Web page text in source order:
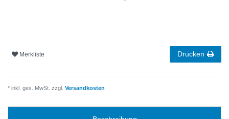
Merkliste Drucken
* inkl. ges. MwSt. zzgl. Versandkosten